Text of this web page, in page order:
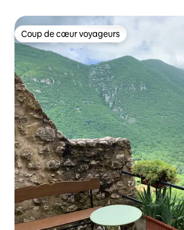
Coup de cœur voyageurs
Coup de cœur voyageurs